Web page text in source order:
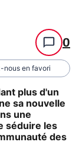
0
nous en favori
plus d'un
sa nouvelle
une
séduire les
des